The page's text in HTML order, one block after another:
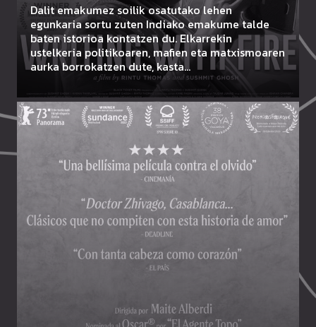
Dalit emakumez soilik osatutako lehen
egunkaria sortu zuten Indiako emakume talde
baten istorioa kontatzen du. Elkarrekin
ustelkeria politikoaren, mafien eta matxismoaren
aurka borrokatzen dute, kasta…